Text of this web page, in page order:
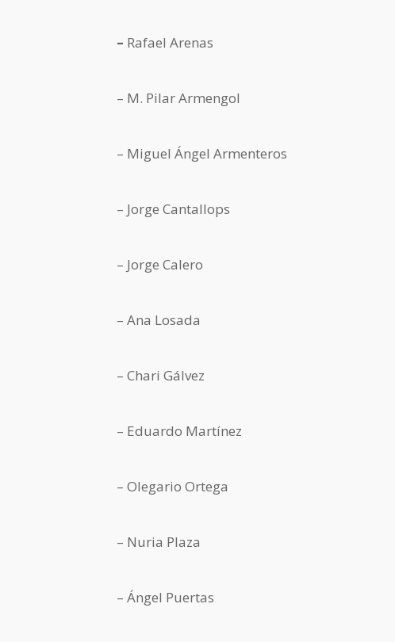
– Rafael Arenas
– M. Pilar Armengol
– Miguel Ángel Armenteros
– Jorge Cantallops
– Jorge Calero
– Ana Losada
– Chari Gálvez
– Eduardo Martínez
– Olegario Ortega
– Nuria Plaza
– Ángel Puertas